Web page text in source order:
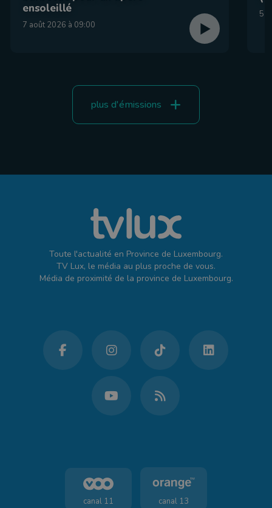
ensoleillé
7 août 2026 à 09:00
5
plus d'émissions
Toute l'actualité en Province de Luxembourg.
TV Lux, le média au plus proche de vous.
Média de proximité de la province de Luxembourg.
canal 11 canal 13